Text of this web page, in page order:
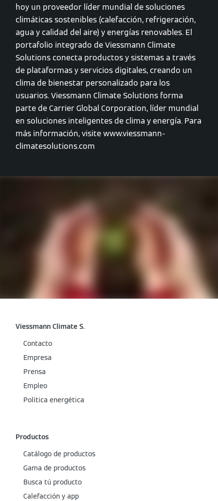
hoy un proveedor líder mundial de soluciones
climáticas sostenibles (calefacción, refrigeración,
agua y calidad del aire) y energías renovables. El
portafolio integrado de Viessmann Climate
Solutions conecta productos y sistemas a través
de plataformas y servicios digitales, creando un
clima de bienestar personalizado para los
usuarios. Viessmann Climate Solutions forma
parte de Carrier Global Corporation, líder mundial
en soluciones inteligentes de clima y energía. Para
más información, visite www.viessmann-
climatesolutions.com
Viessmann Climate S.
Contacto
Empresa
Prensa
Empleo
Política energética
Productos
Catálogo de productos
Gama de productos
Busca tú producto
Calefacción y app